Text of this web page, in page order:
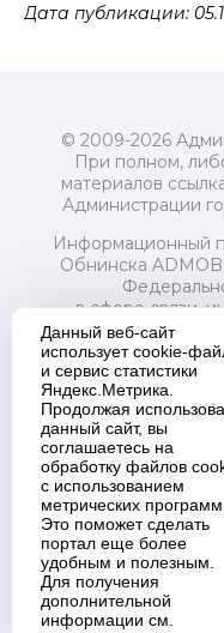
Дата публикации:
© 2009-2026
При полном,
материалов
Администрации
Информационный
Обнинска
в сфере связи,
и массовых
Свидетельство о
Учредитель:
распорядительный
Обнинск".
Адрес
Телефон
Настоящий
Политика в
Данный веб-сайт
использует cookie-
и сервис статистики
Яндекс.Метрика.
Продолжая
данный сайт, вы
соглашаетесь на
обработку файлов
с использованием
метрических программ.
Это поможет сделать
портал еще более
удобным и полезным.
Для получения
дополнительной
информации см.